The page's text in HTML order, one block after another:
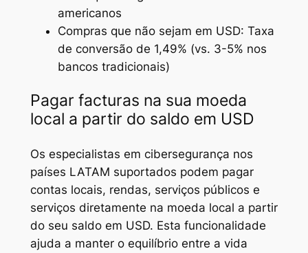
americanos
Compras que não sejam em USD: Taxa
de conversão de 1,49% (vs. 3-5% nos
bancos tradicionais)
Pagar facturas na sua moeda
local a partir do saldo em USD
Os especialistas em cibersegurança nos
países LATAM suportados podem pagar
contas locais, rendas, serviços públicos e
serviços diretamente na moeda local a partir
do seu saldo em USD. Esta funcionalidade
ajuda a manter o equilíbrio entre a vida